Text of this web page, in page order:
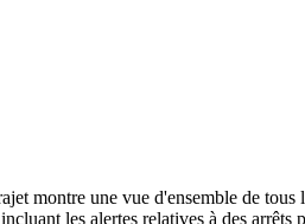
montre une vue d'ensemble de tous
les alertes relatives à des arrêts